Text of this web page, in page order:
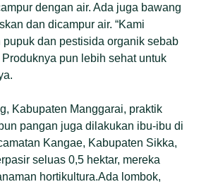
dengan air. Ada juga bawang
dan dicampur air. “Kami
pupuk dan pestisida organik sebab
pun lebih sehat untuk
Kabupaten Manggarai, praktik
pangan juga dilakukan ibu-ibu di
Kangae, Kabupaten Sikka,
seluas 0,5 hektar, mereka
hortikultura.Ada lombok,